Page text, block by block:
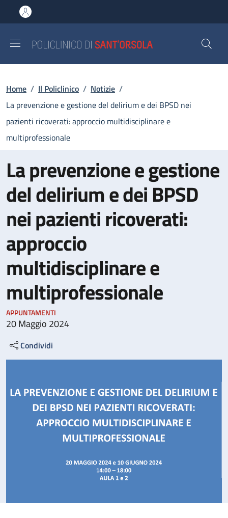
al contenuto principale
to footer content
Briciole di pane
Home / Il Policlinico / Notizie /
La prevenzione e gestione del delirium e dei BPSD nei
pazienti ricoverati: approccio multidisciplinare e
multiprofessionale
La prevenzione e gestione
del delirium e dei BPSD
nei pazienti ricoverati:
approccio
multidisciplinare e
multiprofessionale
APPUNTAMENTI
20 Maggio 2024
Condividi